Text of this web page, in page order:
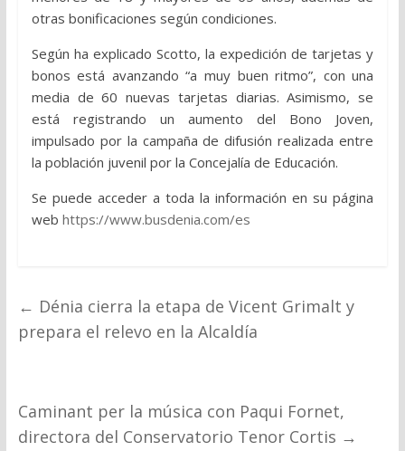
otras bonificaciones según condiciones.
Según ha explicado Scotto, la expedición de tarjetas y
bonos está avanzando “a muy buen ritmo”, con una
media de 60 nuevas tarjetas diarias. Asimismo, se
está registrando un aumento del Bono Joven,
impulsado por la campaña de difusión realizada entre
la población juvenil por la Concejalía de Educación.
Se puede acceder a toda la información en su página
web https://www.busdenia.com/es
← Dénia cierra la etapa de Vicent Grimalt y
prepara el relevo en la Alcaldía
Caminant per la música con Paqui Fornet,
directora del Conservatorio Tenor Cortis →